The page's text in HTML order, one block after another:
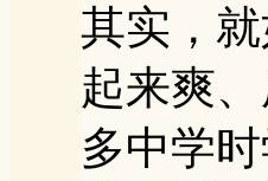
其实，
起来爽
多中学